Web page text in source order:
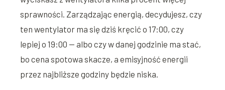
sprawności. Zarządzając energią, decydujesz, czy
ten wentylator ma się dziś kręcić o 17:00, czy
lepiej o 19:00 — albo czy w danej godzinie ma stać,
bo cena spotowa skacze, a emisyjność energii
przez najbliższe godziny będzie niska.